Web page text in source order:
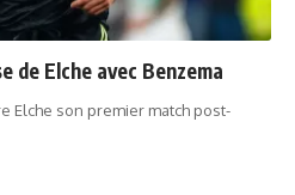
de Elche avec Benzema
Elche son premier match post-